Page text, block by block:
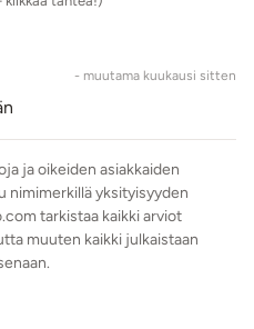
11 x 9 cm
- muutama kuukausi sitten
ja oikeiden asiakkaiden
nimimerkillä yksityisyyden
tarkistaa kaikki arviot
muuten kaikki julkaistaan